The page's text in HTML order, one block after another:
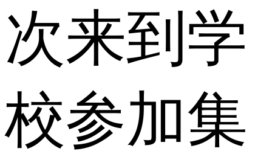
次来到学
校参加集